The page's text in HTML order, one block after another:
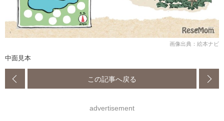
画像出典：絵本ナビ
中面見本
この記事へ戻る
advertisement